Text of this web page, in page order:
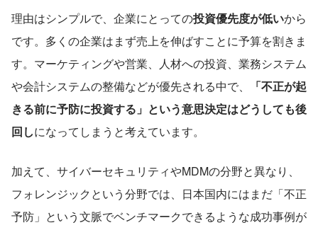
理由はシンプルで、企業にとっての投資優先度が低いから
です。多くの企業はまず売上を伸ばすことに予算を割きま
す。マーケティングや営業、人材への投資、業務システム
や会計システムの整備などが優先される中で、
「不正が起
きる前に予防に投資する」という意思決定はどうしても後
回しになってしまうと考えています。
加えて、サイバーセキュリティやMDMの分野と異なり、
フォレンジックという分野では、日本国内にはまだ「不正
予防」という文脈でベンチマークできるような成功事例が